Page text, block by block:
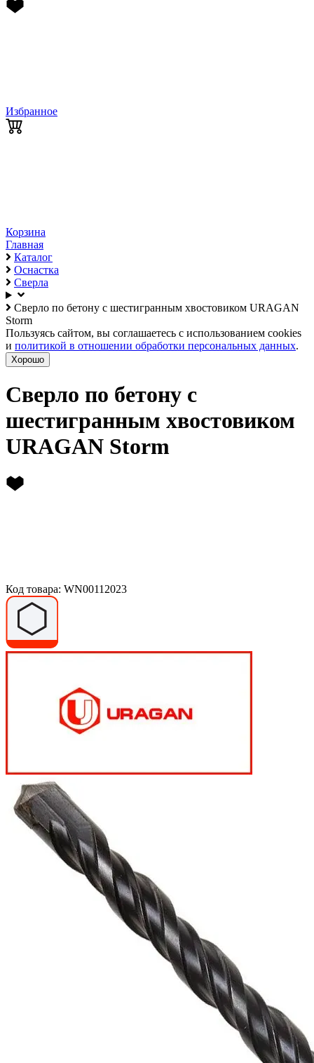
Избранное
Корзина
Главная
Каталог
Оснастка
Сверла
Сверло по бетону с шестигранным хвостовиком URAGAN
Storm
Пользуясь сайтом, вы соглашаетесь с использованием cookies
и политикой в отношении обработки персональных данных.
Хорошо
Сверло по бетону с
шестигранным хвостовиком
URAGAN Storm
Код товара: WN00112023